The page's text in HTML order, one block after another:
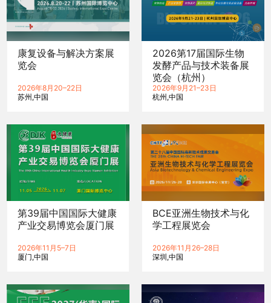
康复设备与解决方案展
览会
2026年8月20–22日
苏州 中国
2026第17届国际生物
发酵产品与技术装备展
览会（杭州）
2026年9月21–23日
杭州 中国
第39届中国国际大健康
产业交易博览会厦门展
2026年11月5–7日
厦门 中国
BCE亚洲生物技术与化
学工程展览会
2026年11月26–28日
深圳 中国